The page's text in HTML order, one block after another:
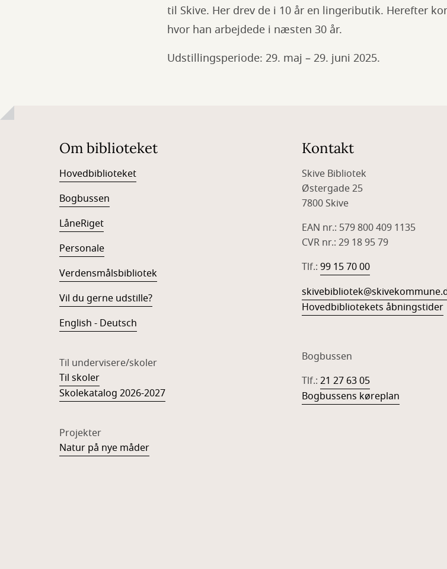
til Skive. Her drev de i 10 år en lingeributik. Herefter
hvor han arbejdede i næsten 30 år.
Udstillingsperiode: 29. maj – 29. juni 2025.
Om biblioteket
Hovedbiblioteket
Bogbussen
LåneRiget
Personale
Verdensmålsbibliotek
Vil du gerne udstille?
English - Deutsch
Til undervisere/skoler
Til skoler
Skolekatalog 2026-2027
Projekter
Natur på nye måder
Kontakt
Skive Bibliotek
Østergade 25
7800 Skive
EAN nr.: 579 800 409 1135
CVR nr.: 29 18 95 79
Tlf.: 99 15 70 00
Hovedbibliotekets åbningstider
Bogbussen
Tlf.: 21 27 63 05
Bogbussens køreplan